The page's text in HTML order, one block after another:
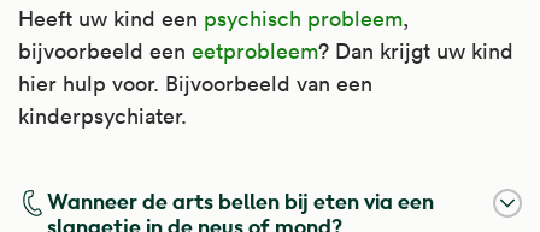
Heeft uw kind een psychisch probleem,
bijvoorbeeld een eetprobleem? Dan krijgt uw kind
hier hulp voor. Bijvoorbeeld van een
kinderpsychiater.
Wanneer de arts bellen bij eten via een
slangetje in de neus of mond?